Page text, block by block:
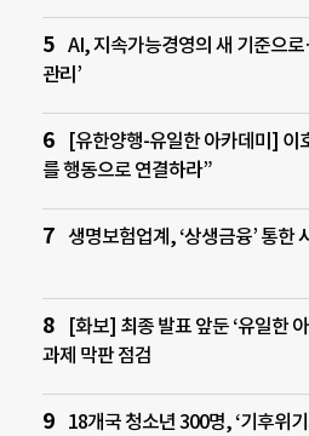
AI, 지속가능경영의 새 기준으
관리’
[유한양행-유일한 아카데미] 이
를 행동으로 연결하라”
생명보험업계, ‘상생금융’ 통한
[화보] 최종 발표 앞둔 ‘유일한
과제 막판 점검
18개국 청소년 300명, ‘기후위